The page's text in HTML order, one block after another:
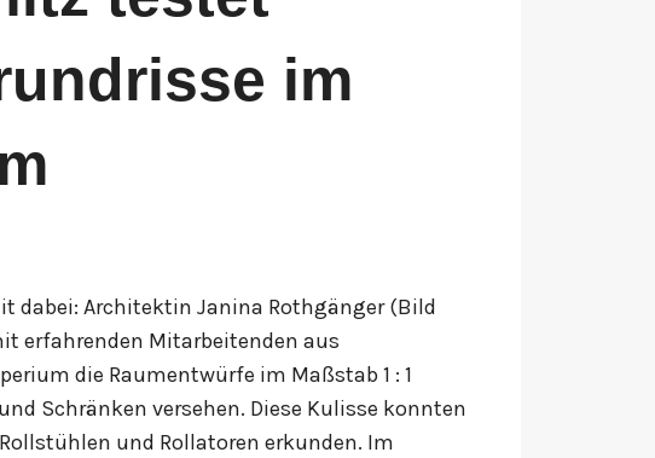
im
dabei: Architektin Janina Rothgänger (Bild
erfahrenden Mitarbeitenden aus
die Raumentwürfe im Maßstab 1 : 1
Schränken versehen. Diese Kulisse konnten
und Rollatoren erkunden. Im